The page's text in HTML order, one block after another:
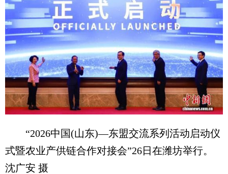
“2026中国(山东)—东盟交流系列活动启动仪
式暨农业产供链合作对接会”26日在潍坊举行。
沈广安 摄